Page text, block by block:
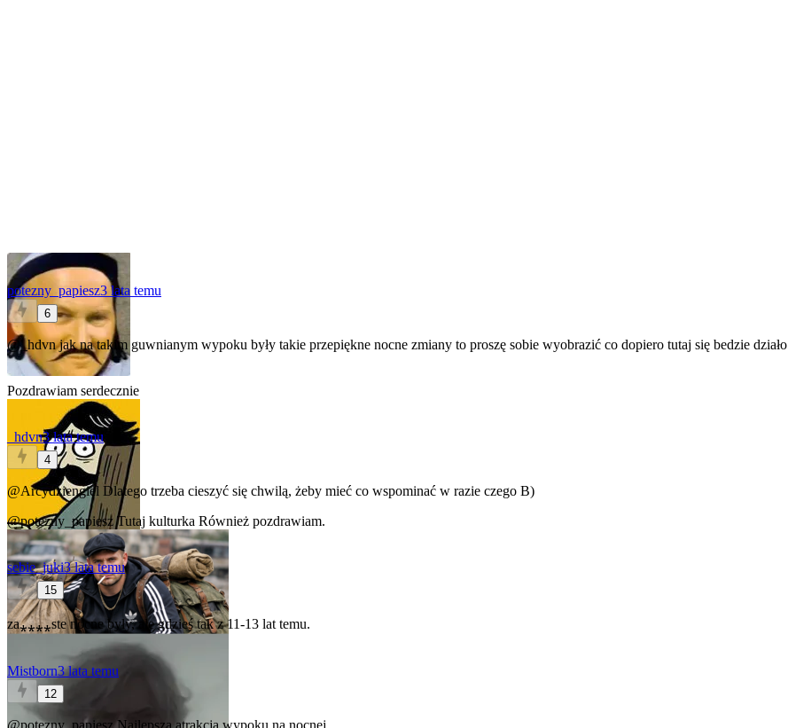
potezny_papiesz3 lata temu
6
@_hdvnjak na takim guwnianym wypoku były takie przepiękne nocne zmiany to proszę sobie wyobrazić co dopiero tutaj się bedzie działo
Pozdrawiam serdecznie
_hdvn3 lata temu
4
@Arcydziengiel Dlatego trzeba cieszyć się chwilą, żeby mieć co wspominać w razie czego B)
@potezny_papieszTutaj kulturka Również pozdrawiam.
sebie_juki3 lata temu
15
za⁎⁎⁎⁎ste nocne były, ale gdzieś tak z 11-13 lat temu.
Mistborn3 lata temu
12